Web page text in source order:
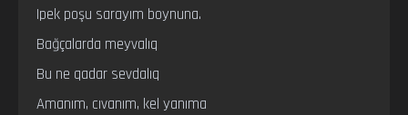
Ipek poşu sarayım boynuna.
Bağçalarda meyvalıq
Bu ne qadar sevdalıq
Amanım, cıvanım, kel yanıma